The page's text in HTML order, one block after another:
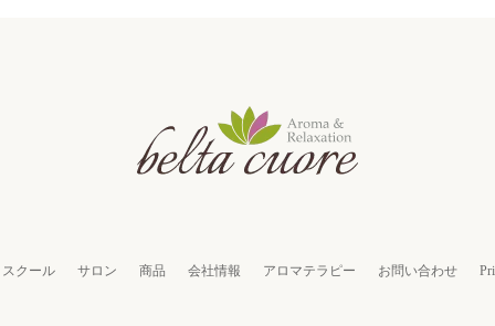
スクール サロン 商品 会社情報 アロマテラピー お問い合わせ